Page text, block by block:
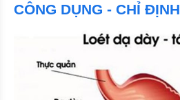
CÔNG DỤNG - CHỈ ĐỊNH